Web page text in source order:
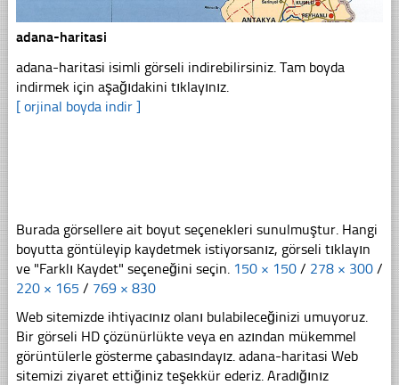
adana-haritasi
adana-haritasi isimli görseli indirebilirsiniz. Tam boyda
indirmek için aşağıdakini tıklayınız.
[ orjinal boyda indir ]
Burada görsellere ait boyut seçenekleri sunulmuştur. Hangi
boyutta göntüleyip kaydetmek istiyorsanız, görseli tıklayın
ve "Farklı Kaydet" seçeneğini seçin. 150 × 150 / 278 × 300 /
220 × 165 / 769 × 830
Web sitemizde ihtiyacınız olanı bulabileceğinizi umuyoruz.
Bir görseli HD çözünürlükte veya en azından mükemmel
görüntülerle gösterme çabasındayız. adana-haritasi Web
sitemizi ziyaret ettiğiniz teşekkür ederiz. Aradığınız